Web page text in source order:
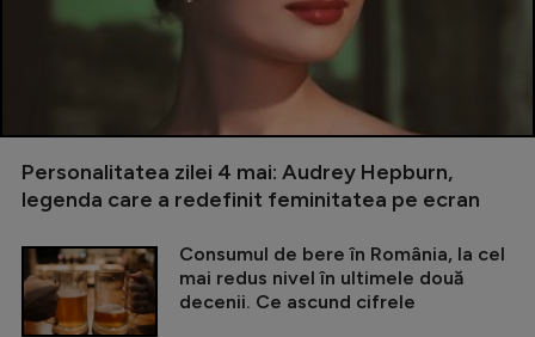
Personalitatea zilei 4 mai: Audrey Hepburn,
legenda care a redefinit feminitatea pe ecran
Consumul de bere în România, la cel
mai redus nivel în ultimele două
decenii. Ce ascund cifrele